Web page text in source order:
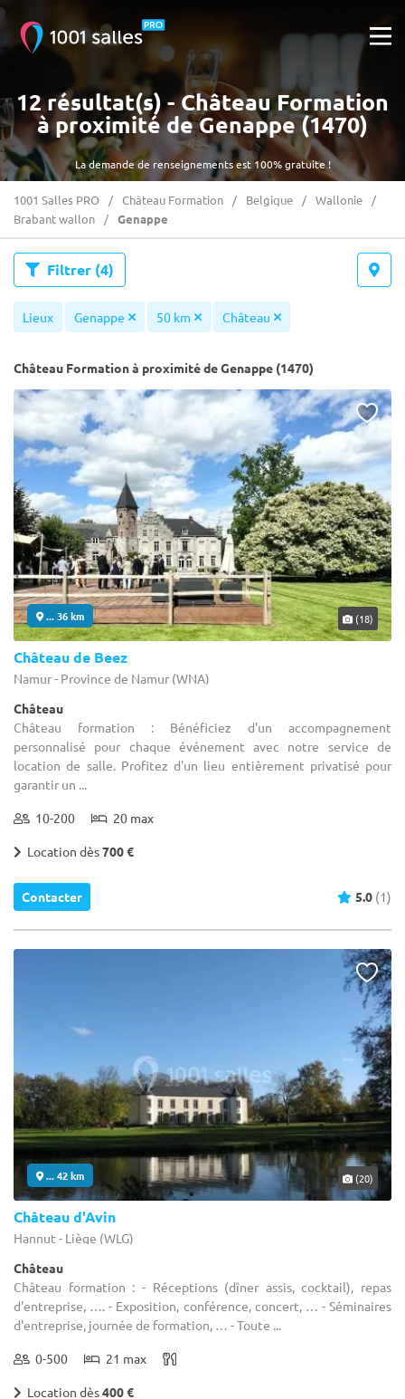
La demande de renseignements est 100% gratuite !
12 résultat(s) - Château Formation
à proximité de Genappe (1470)
1001 Salles PRO Château Formation Belgique
Wallonie
Brabant wallon
Genappe
Filtrer (4)
Lieux Genappe 50 km Château
Château Formation à proximité de Genappe (1470)
... 36 km (18)
Château de Beez
Namur - Province de Namur (WNA)
Château
Château formation : Bénéficiez d'un accompagnement
personnalisé pour chaque événement avec notre service de
location de salle. Profitez d'un lieu entièrement privatisé pour
garantir un ...
10-200 20 max
Location dès700 €
Contacter 5.0 (1)
... 42 km (20)
Château d'Avin
Hannut - Liège (WLG)
Château
Château formation : - Réceptions (dîner assis, cocktail), repas
d'entreprise, …. - Exposition, conférence, concert, … - Séminaires
d'entreprise, journée de formation, … - Toute ...
0-500 21 max
Location dès400 €